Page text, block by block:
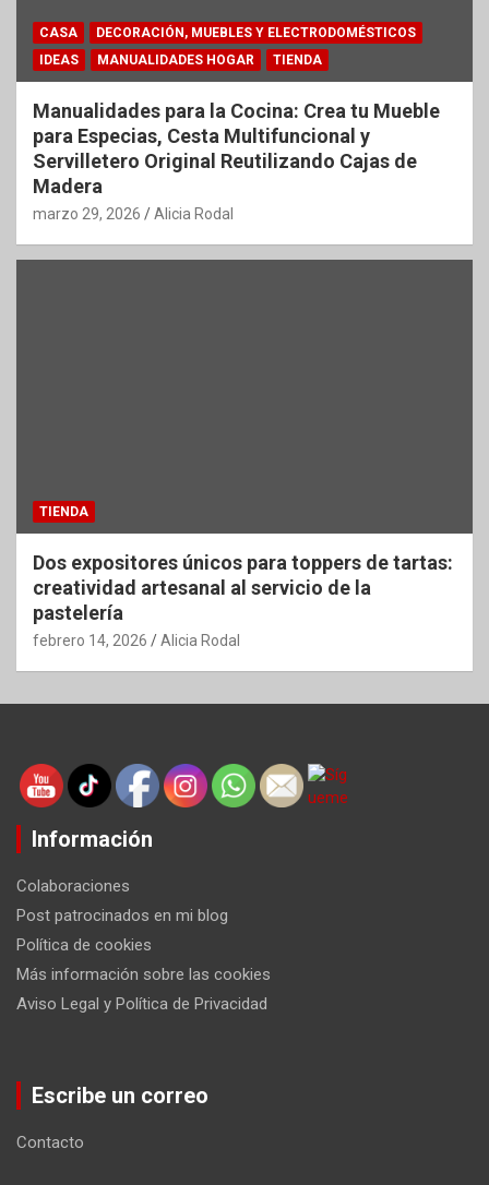
CASA
DECORACIÓN, MUEBLES Y ELECTRODOMÉSTICOS
IDEAS
MANUALIDADES HOGAR TIENDA
Manualidades para la Cocina: Crea tu Mueble
para Especias, Cesta Multifuncional y
Servilletero Original Reutilizando Cajas de
Madera
marzo 29, 2026 Alicia Rodal
TIENDA
Dos expositores únicos para toppers de tartas:
creatividad artesanal al servicio de la
pastelería
febrero 14, 2026 Alicia Rodal
Información
Colaboraciones
Post patrocinados en mi blog
Política de cookies
Más información sobre las cookies
Aviso Legal y Política de Privacidad
Escribe un correo
Contacto